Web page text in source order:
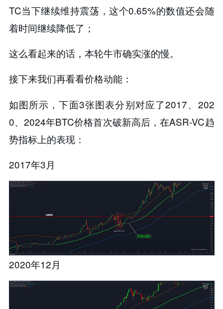
TC当下继续维持震荡，这个0.65%的数值还会随
着时间继续降低了；
这么看起来的话，本轮牛市确实涨的慢。
接下来我们再看看价格动能：
如图所示，下面3张图表分别对应了2017、202
0、2024年BTC价格首次破新高后，在ASR-VC趋
势指标上的表现：
2017年3月
2020年12月